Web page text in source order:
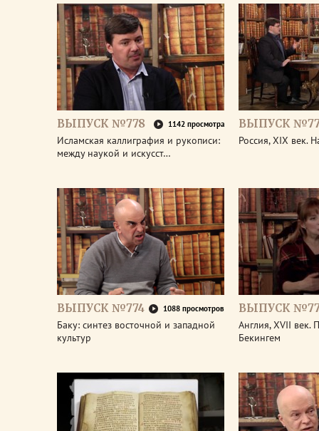
ВЫПУСК №778 1142 просмотра
Исламская каллиграфия и рукописи:
между наукой и искусст…
ВЫПУСК
Россия, XIX век.
ВЫПУСК №774 1088 просмотров
Баку: синтез восточной и западной
культур
ВЫПУСК
Англия, XVII век.
Бекингем